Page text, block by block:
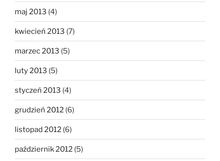
maj 2013 (4)
kwiecień 2013 (7)
marzec 2013 (5)
luty 2013 (5)
styczeń 2013 (4)
grudzień 2012 (6)
listopad 2012 (6)
październik 2012 (5)